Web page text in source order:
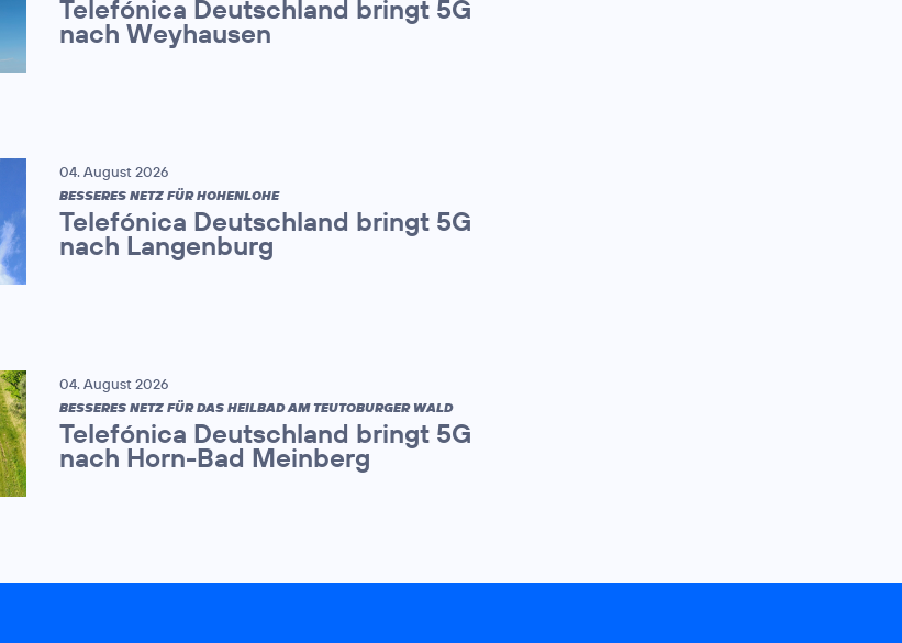
Telefónica Deutschland bringt 5G
nach Weyhausen
04. August 2026
BESSERES NETZ FÜR HOHENLOHE
Telefónica Deutschland bringt 5G
nach Langenburg
04. August 2026
BESSERES NETZ FÜR DAS HEILBAD AM TEUTOBURGER WALD
Telefónica Deutschland bringt 5G
nach Horn-Bad Meinberg